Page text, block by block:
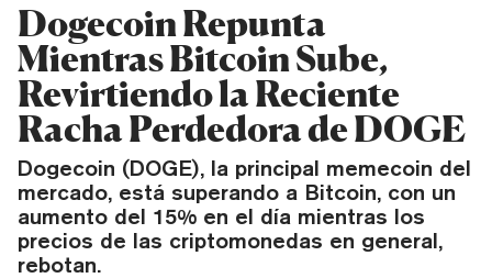
Dogecoin Repunta
Mientras Bitcoin Sube,
Revirtiendo la Reciente
Racha Perdedora de DOGE
Dogecoin (DOGE), la principal memecoin del
mercado, está superando a Bitcoin, con un
aumento del 15% en el día mientras los
precios de las criptomonedas en general,
rebotan.